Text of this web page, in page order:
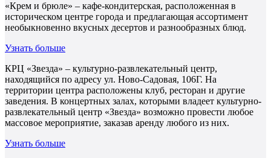
«Крем и брюле» – кафе-кондитерская, расположенная в
историческом центре города и предлагающая ассортимент
необыкновенно вкусных десертов и разнообразных блюд.
Узнать больше
КРЦ «Звезда» – культурно-развлекательный центр,
находящийся по адресу ул. Ново-Садовая, 106Г. На
территории центра расположены клуб, ресторан и другие
заведения. В концертных залах, которыми владеет культурно-
развлекательный центр «Звезда» возможно провести любое
массовое мероприятие, заказав аренду любого из них.
Узнать больше